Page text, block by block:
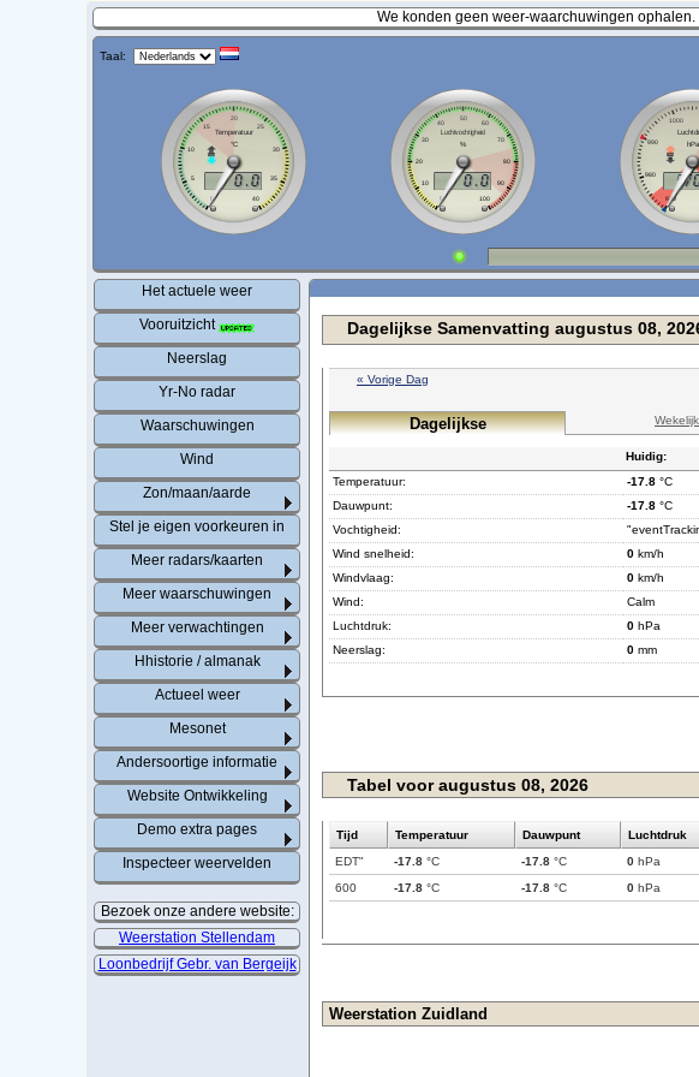
We konden geen weer-waarchuwingen
Taal:
Het actuele weer
Vooruitzicht
Neerslag
Yr-No radar
Waarschuwingen
Wind
Zon/maan/aarde
Stel je eigen voorkeuren in
Meer radars/kaarten
Meer waarschuwingen
Meer verwachtingen
Hhistorie / almanak
Actueel weer
Mesonet
Andersoortige informatie
Website Ontwikkeling
Demo extra pages
Inspecteer weervelden
Bezoek onze andere website:
Weerstation Stellendam
Loonbedrijf Gebr. van Bergeijk
Dagelijkse Samenvatting augustus 08,
« Vorige Dag
Dagelijkse
Huidig:
Temperatuur:
-17.8 °C
Dauwpunt:
-17.8 °C
Vochtigheid:
Wind snelheid:
0 km/h
Windvlaag:
0 km/h
Wind:
Calm
Luchtdruk:
0 hPa
Neerslag:
0 mm
Tabel voor augustus 08, 2026
Tijd Temperatuur Dauwpunt Luchtdruk
EDT"
-17.8 °C -17.8 °C 0 hPa
600
-17.8 °C -17.8 °C 0 hPa
Weerstation Zuidland